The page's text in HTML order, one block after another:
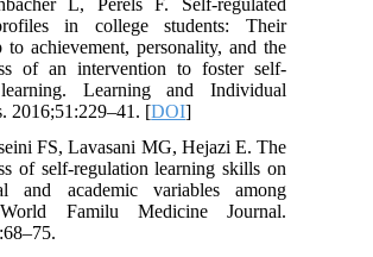
L, Perels F. Self-regulated
in college students: Their
to achievement, personality, and the
of an intervention to foster self-
learning. Learning and Individual
2016;51:229–41. [DOI
FS, Lavasani MG, Hejazi E. The
of self-regulation learning skills on
and academic variables among
World Familu Medicine Journal.